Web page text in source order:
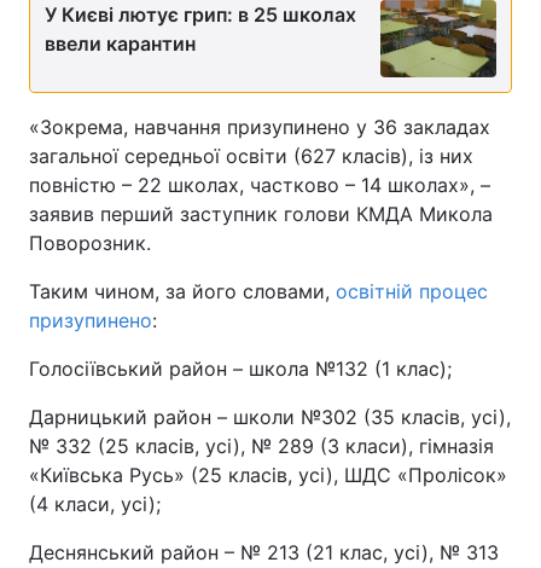
У Києві лютує грип: в 25 школах
ввели карантин
«Зокрема, навчання призупинено у 36 закладах
загальної середньої освіти (627 класів), із них
повністю – 22 школах, частково – 14 школах», –
заявив перший заступник голови КМДА Микола
Поворозник.
Таким чином, за його словами, освітній процес
призупинено:
Голосіївський район – школа №132 (1 клас);
Дарницький район – школи №302 (35 класів, усі),
№ 332 (25 класів, усі), № 289 (3 класи), гімназія
«Київська Русь» (25 класів, усі), ШДС «Пролісок»
(4 класи, усі);
Деснянський район – № 213 (21 клас, усі), № 313